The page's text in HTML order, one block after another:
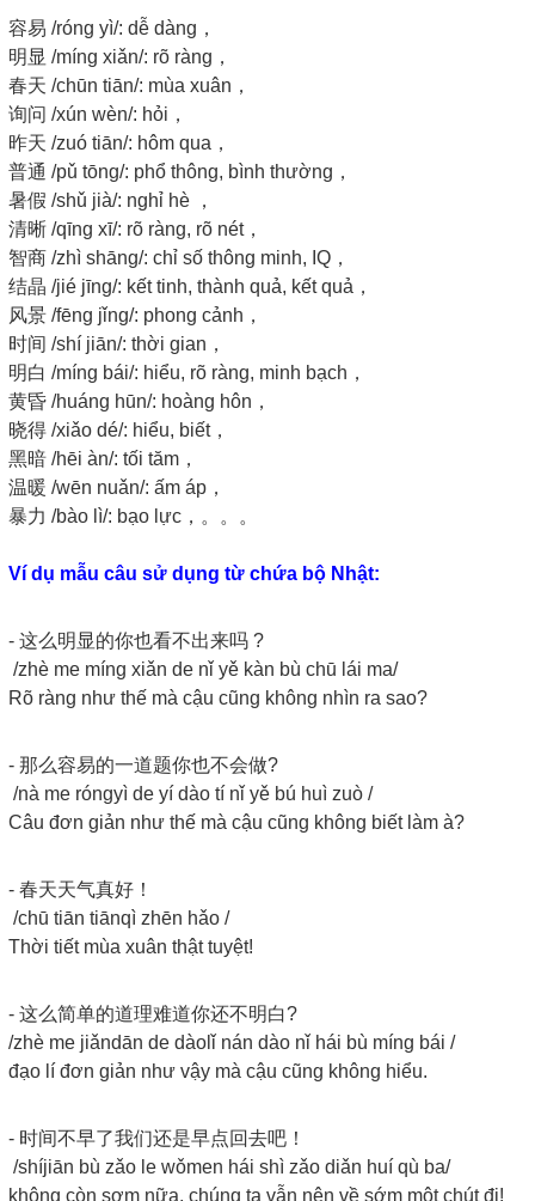
容易 /róng yì/: dễ dàng，
明显 /míng xiǎn/: rõ ràng，
春天 /chūn tiān/: mùa xuân，
询问 /xún wèn/: hỏi，
昨天 /zuó tiān/: hôm qua，
普通 /pǔ tōng/: phổ thông, bình thường，
暑假 /shǔ jià/: nghỉ hè ，
清晰 /qīng xī/: rõ ràng, rõ nét，
智商 /zhì shāng/: chỉ số thông minh, IQ，
结晶 /jié jīng/: kết tinh, thành quả, kết quả，
风景 /fēng jǐng/: phong cảnh，
时间 /shí jiān/: thời gian，
明白 /míng bái/: hiểu, rõ ràng, minh bạch，
黄昏 /huáng hūn/: hoàng hôn，
晓得 /xiǎo dé/: hiểu, biết，
黑暗 /hēi àn/: tối tăm，
温暖 /wēn nuǎn/: ấm áp，
暴力 /bào lì/: bạo lực，。。。
Ví dụ mẫu câu sử dụng từ chứa bộ Nhật:
- 这么明显的你也看不出来吗 ?
/zhè me míng xiǎn de nǐ yě kàn bù chū lái ma/
Rõ ràng như thế mà cậu cũng không nhìn ra sao?
- 那么容易的一道题你也不会做?
/nà me róngyì de yí dào tí nǐ yě bú huì zuò /
Câu đơn giản như thế mà cậu cũng không biết làm à?
- 春天天气真好！
/chū tiān tiānqì zhēn hǎo /
Thời tiết mùa xuân thật tuyệt!
- 这么简单的道理难道你还不明白?
/zhè me jiǎndān de dàolǐ nán dào nǐ hái bù míng bái /
đạo lí đơn giản như vậy mà cậu cũng không hiểu.
- 时间不早了我们还是早点回去吧！
/shíjiān bù zǎo le wǒmen hái shì zǎo diǎn huí qù ba/
không còn sơm nữa, chúng ta vẫn nên về sớm một chút đi!